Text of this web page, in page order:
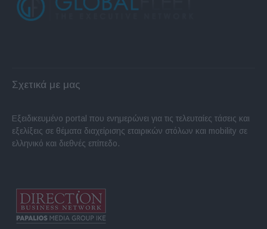
Σχετικά με μας
Εξειδικευμένο portal που ενημερώνει για τις τελευταίες τάσεις και
εξελίξεις σε θέματα διαχείρισης εταιρικών στόλων και mobility σε
ελληνικό και διεθνές επίπεδο.